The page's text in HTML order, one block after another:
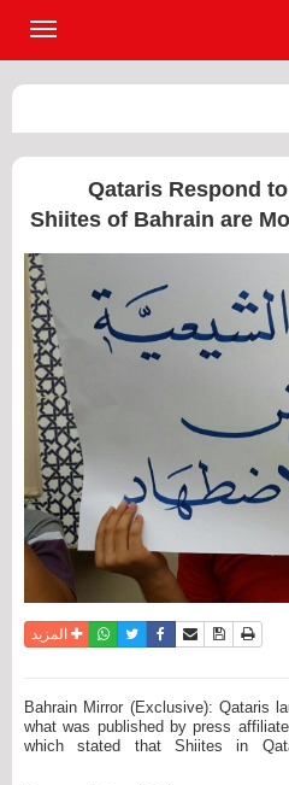
Qataris Respond
Shiites of Bahrain are
نسخة للطباعة
حفظ الموضوع
أرسل الى صديق
فيسبوكتويترواتسابالمزيد
Bahrain Mirror (Exclusive): Qataris
what was published by press
which stated that Shiites in